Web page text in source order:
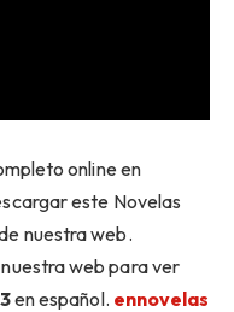
online en
este Novelas
nuestra web.
web para ver
en español. ennovelas